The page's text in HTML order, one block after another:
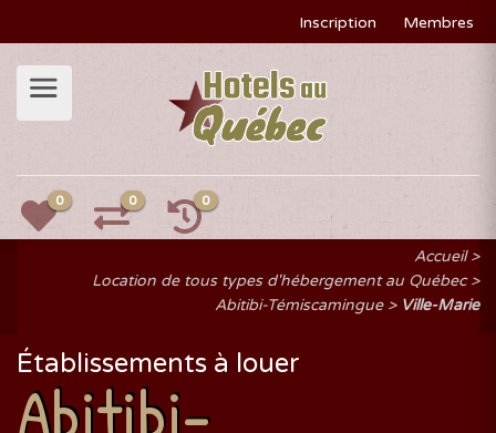
Inscription Membres
0 0 0
Accueil
Location de tous types d'hébergement au Québec
Abitibi-Témiscamingue
Ville-Marie
Établissements à louer
Abitibi-